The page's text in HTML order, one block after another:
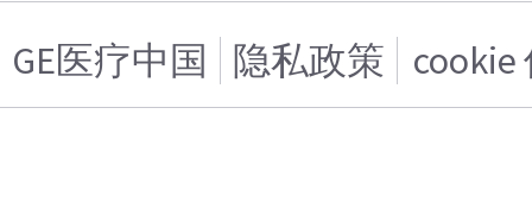
GE医疗中国 隐私政策 cookie